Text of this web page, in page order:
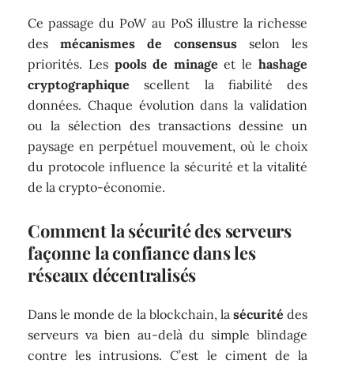
Ce passage du PoW au PoS illustre la richesse
desmécanismes de consensusselon les
priorités. Les pools de minage et le hashage
cryptographique scellent la fiabilité des
données. Chaque évolution dans la validation
ou la sélection des transactions dessine un
paysage en perpétuel mouvement, où le choix
du protocole influence la sécurité et la vitalité
de la crypto-économie.
Comment la sécurité des serveurs
façonne la confiance dans les
réseaux décentralisés
Dans le monde de la blockchain, la sécurité des
serveurs va bien au-delà du simple blindage
contre les intrusions. C’est le ciment de la